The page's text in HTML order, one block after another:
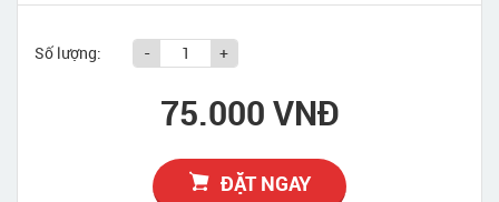
Số lượng: - +
75.000 VNĐ
ĐẶT NGAY